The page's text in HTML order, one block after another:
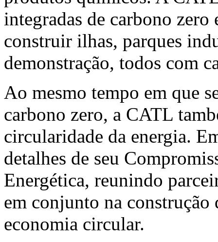
integradas de carbono
construir ilhas, parques
demonstração, todos com
Ao mesmo tempo em que
carbono zero, a CATL
circularidade da energia.
detalhes de seu
Energética, reunindo
em conjunto na construção
economia circular.